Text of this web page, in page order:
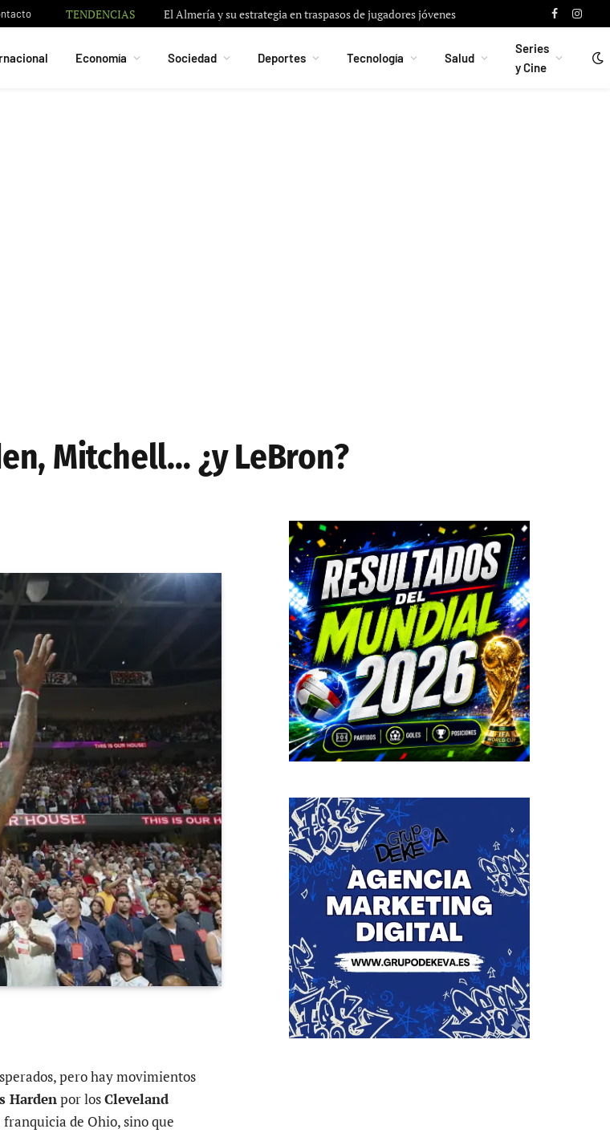
TENDENCIAS El Almería y su estrategia en traspasos de jugadores jóvenes Facebook
Economía Sociedad Deportes Tecnología Salud
Series
y Cine
Mitchell… ¿y LeBron?
pero hay movimientos
Hardenpor losCleveland
franquicia de Ohio, sino que